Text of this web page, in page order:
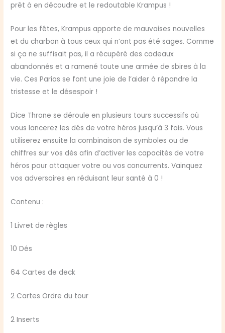
prêt à en découdre et le redoutable Krampus !
Pour les fêtes, Krampus apporte de mauvaises nouvelles
et du charbon à tous ceux qui n’ont pas été sages. Comme
si ça ne suffisait pas, il a récupéré des cadeaux
abandonnés et a ramené toute une armée de sbires à la
vie. Ces Parias se font une joie de l’aider à répandre la
tristesse et le désespoir !
Dice Throne se déroule en plusieurs tours successifs où
vous lancerez les dés de votre héros jusqu’à 3 fois. Vous
utiliserez ensuite la combinaison de symboles ou de
chiffres sur vos dés afin d’activer les capacités de votre
héros pour attaquer votre ou vos concurrents. Vainquez
vos adversaires en réduisant leur santé à 0 !
Contenu :
1 Livret de règles
10 Dés
64 Cartes de deck
2 Cartes Ordre du tour
2 Inserts